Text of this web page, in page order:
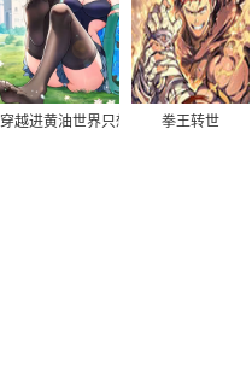
穿越进黄油世界只想和魔物娘贴贴
拳王转世